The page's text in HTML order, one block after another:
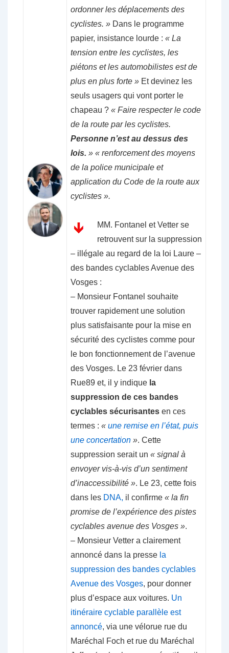
ordonner les déplacements des
cyclistes. » Dans le programme
papier, insistance lourde : « La
tension entre les cyclistes, les
piétons et les automobilistes est de
plus en plus forte » Et devinez les
seuls usagers qui vont porter le
chapeau ? « Faire respecter le code
de la route par les cyclistes.
Personne n’est au dessus des
lois. » « renforcement des moyens
de la police municipale et
application du Code de la route aux
cyclistes ».
MM. Fontanel et Vetter se
retrouvent sur la suppression
– illégale au regard de la loi Laure –
des bandes cyclables Avenue des
Vosges :
– Monsieur Fontanel souhaite
trouver rapidement une solution
plus satisfaisante pour la mise en
sécurité des cyclistes comme pour
le bon fonctionnement de l’avenue
des Vosges. Le 23 février dans
Rue89 et, il y indique la
suppression de ces bandes
cyclables sécurisantes en ces
termes : « une remise en l’état, puis
une concertation ». Cette
suppression serait un « signal à
envoyer vis-à-vis d’un sentiment
d’inaccessibilité ». Le 23, cette fois
dans les DNA, il confirme « la fin
promise de l’expérience des pistes
cyclables avenue des Vosges ».
– Monsieur Vetter a clairement
annoncé dans la presse la
suppression des bandes cyclables
Avenue des Vosges, pour donner
plus d’espace aux voitures. Un
itinéraire cyclable parallèle est
annoncé, via une vélorue rue du
Maréchal Foch et rue du Maréchal